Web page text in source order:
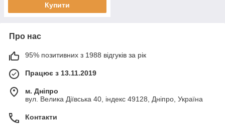
Купити
Про нас
95% позитивних з 1988 відгуків за рік
Працює з 13.11.2019
м. Дніпро
вул. Велика Діївська 40, індекс 49128, Дніпро, Україна
Контакти